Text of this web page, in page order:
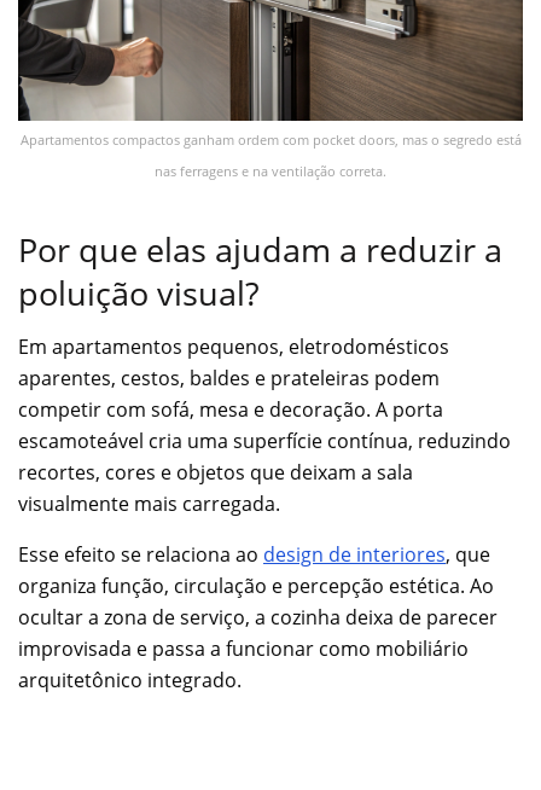
Apartamentos compactos ganham ordem com pocket doors, mas o segredo está
nas ferragens e na ventilação correta.
Por que elas ajudam a reduzir a
poluição visual?
Em apartamentos pequenos, eletrodomésticos
aparentes, cestos, baldes e prateleiras podem
competir com sofá, mesa e decoração. A porta
escamoteável cria uma superfície contínua, reduzindo
recortes, cores e objetos que deixam a sala
visualmente mais carregada.
Esse efeito se relaciona ao design de interiores, que
organiza função, circulação e percepção estética. Ao
ocultar a zona de serviço, a cozinha deixa de parecer
improvisada e passa a funcionar como mobiliário
arquitetônico integrado.